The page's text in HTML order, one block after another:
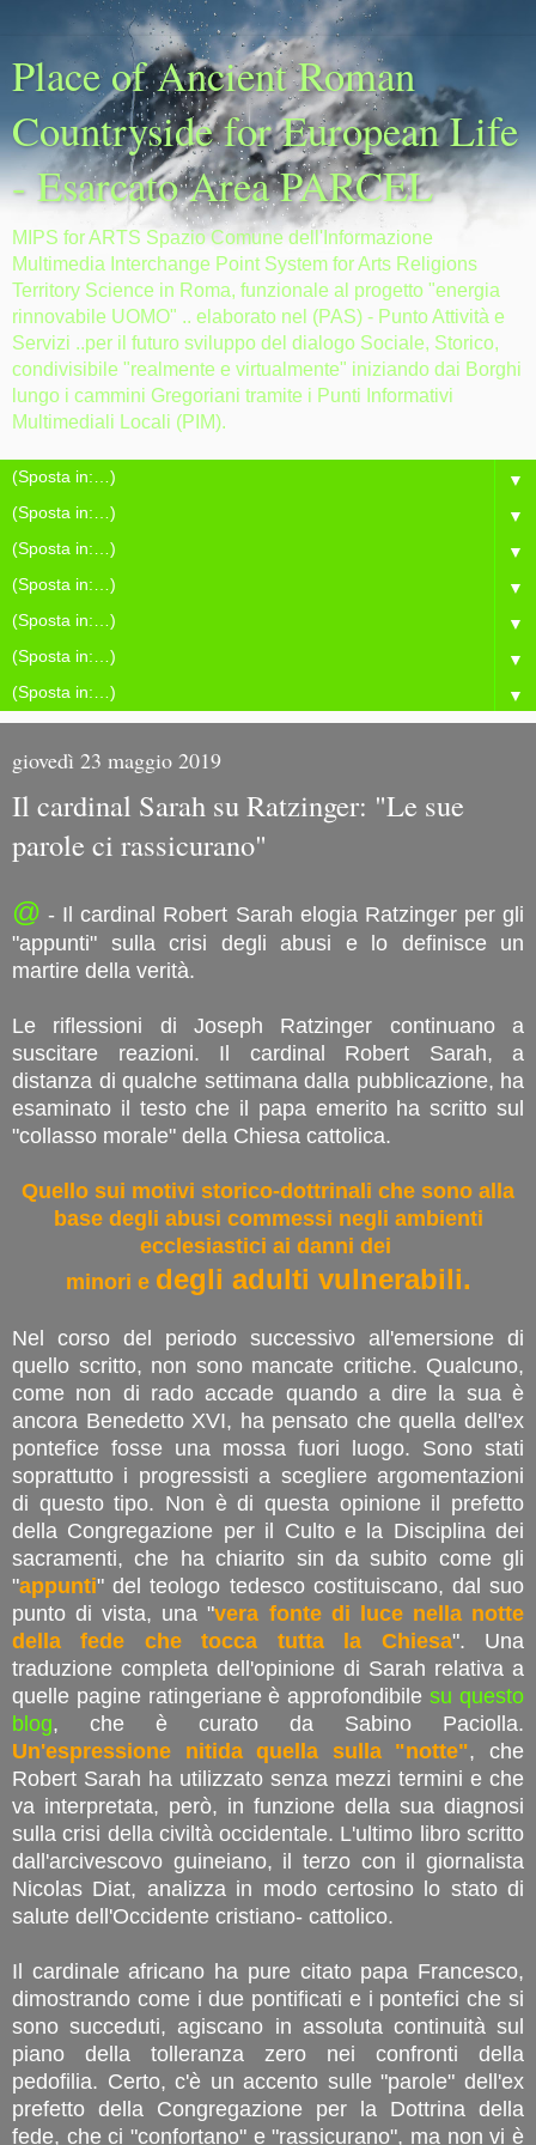
Place of Ancient Roman
Countryside for European Life
- Esarcato Area PARCEL
MIPS for ARTS Spazio Comune dell'Informazione
Multimedia Interchange Point System for Arts Religions
Territory Science in Roma, funzionale al progetto "energia
rinnovabile UOMO" .. elaborato nel (PAS) - Punto Attività e
Servizi ..per il futuro sviluppo del dialogo Sociale, Storico,
condivisibile "realmente e virtualmente" iniziando dai Borghi
lungo i cammini Gregoriani tramite i Punti Informativi
Multimediali Locali (PIM).
▼
▼
▼
▼
▼
▼
▼
giovedì 23 maggio 2019
Il cardinal Sarah su Ratzinger: "Le sue
parole ci rassicurano"
@ - Il cardinal Robert Sarah elogia Ratzinger per gli
"appunti" sulla crisi degli abusi e lo definisce un
martire della verità.
Le riflessioni di Joseph Ratzinger continuano a
suscitare reazioni. Il cardinal Robert Sarah, a
distanza di qualche settimana dalla pubblicazione, ha
esaminato il testo che il papa emerito ha scritto sul
"collasso morale" della Chiesa cattolica.
Quello sui motivi storico-dottrinali che sono alla
base degli abusi commessi negli ambienti
ecclesiastici ai danni dei
minori e degli adulti vulnerabili.
Nel corso del periodo successivo all'emersione di
quello scritto, non sono mancate critiche. Qualcuno,
come non di rado accade quando a dire la sua è
ancora Benedetto XVI, ha pensato che quella dell'ex
pontefice fosse una mossa fuori luogo. Sono stati
soprattutto i progressisti a scegliere argomentazioni
di questo tipo. Non è di questa opinione il prefetto
della Congregazione per il Culto e la Disciplina dei
sacramenti, che ha chiarito sin da subito come gli
"appunti" del teologo tedesco costituiscano, dal suo
punto di vista, una "vera fonte di luce nella notte
della fede che tocca tutta la Chiesa". Una
traduzione completa dell'opinione di Sarah relativa a
quelle pagine ratingeriane è approfondibilesu questo
blog, che è curato da Sabino Paciolla.
Un'espressione nitida quella sulla "notte", che
Robert Sarah ha utilizzato senza mezzi termini e che
va interpretata, però, in funzione della sua diagnosi
sulla crisi della civiltà occidentale. L'ultimo libro scritto
dall'arcivescovo guineiano, il terzo con il giornalista
Nicolas Diat, analizza in modo certosino lo stato di
salute dell'Occidente cristiano- cattolico.
Il cardinale africano ha pure citato papa Francesco,
dimostrando come i due pontificati e i pontefici che si
sono succeduti, agiscano in assoluta continuità sul
piano della tolleranza zero nei confronti della
pedofilia. Certo, c'è un accento sulle "parole" dell'ex
prefetto della Congregazione per la Dottrina della
fede, che ci "confortano" e "rassicurano", ma non vi è